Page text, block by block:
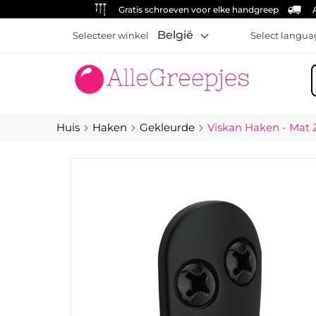
Gratis schroeven voor elke handgreep
Selecteer winkel België Select
Huis Haken Gekleurde Viskan Haken - Mat